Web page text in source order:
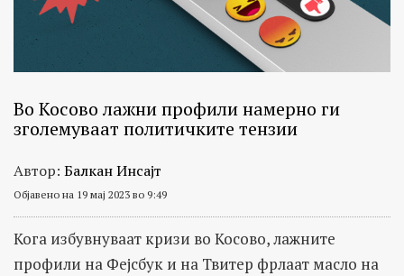
Во Косово лажни профили намерно ги
зголемуваат политичките тензии
Автор: Балкан Инсајт
Објавено на 19 мај 2023 во 9:49
Кога избувнуваат кризи во Косово, лажните
профили на Фејсбук и на Твитер фрлаат масло на